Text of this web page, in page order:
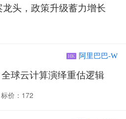
头，政策升级蓄力增长
HK 阿里巴巴-W
球云计算演绎重估逻辑
标价：172